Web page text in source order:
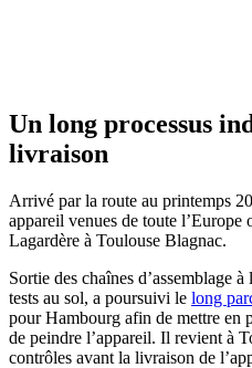
Un long processus
livraison
Arrivé par la route au printemps
appareil venues de toute l’Europe
Lagardère à Toulouse Blagnac.
Sortie des chaînes d’assemblage
tests au sol, a poursuivi le long
pour Hambourg afin de mettre en
de peindre l’appareil. Il revient à
contrôles avant la livraison de